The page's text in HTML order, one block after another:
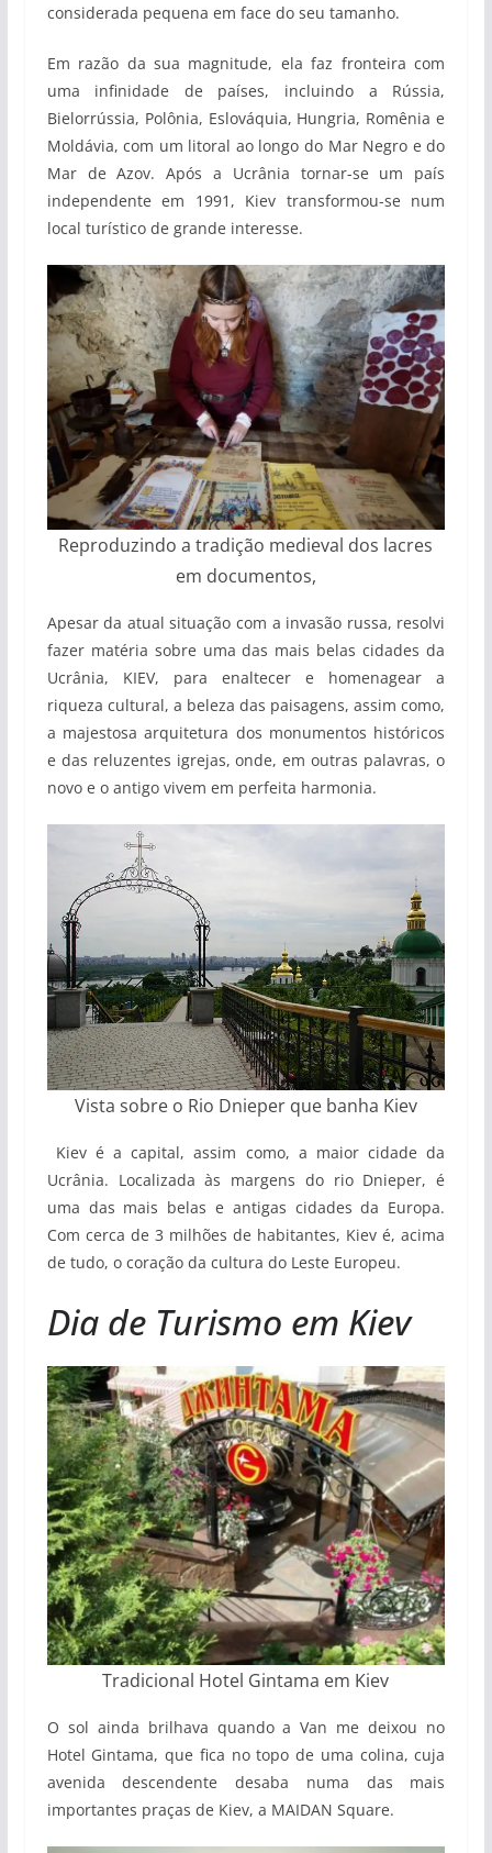
considerada pequena em face do seu tamanho.
Em razão da sua magnitude, ela faz fronteira com
uma infinidade de países, incluindo a Rússia,
Bielorrússia, Polônia, Eslováquia, Hungria, Romênia e
Moldávia, com um litoral ao longo do Mar Negro e do
Mar de Azov. Após a Ucrânia tornar-se um país
independente em 1991, Kiev transformou-se num
local turístico de grande interesse.
Reproduzindo a tradição medieval dos lacres
em documentos,
Apesar da atual situação com a invasão russa, resolvi
fazer matéria sobre uma das mais belas cidades da
Ucrânia, KIEV, para enaltecer e homenagear a
riqueza cultural, a beleza das paisagens, assim como,
a majestosa arquitetura dos monumentos históricos
e das reluzentes igrejas, onde, em outras palavras, o
novo e o antigo vivem em perfeita harmonia.
Vista sobre o Rio Dnieper que banha Kiev
Kiev é a capital, assim como, a maior cidade da
Ucrânia. Localizada às margens do rio Dnieper, é
uma das mais belas e antigas cidades da Europa.
Com cerca de 3 milhões de habitantes, Kiev é, acima
de tudo, o coração da cultura do Leste Europeu.
Dia de Turismo em Kiev
Tradicional Hotel Gintama em Kiev
O sol ainda brilhava quando a Van me deixou no
Hotel Gintama, que fica no topo de uma colina, cuja
avenida descendente desaba numa das mais
importantes praças de Kiev, a MAIDAN Square.